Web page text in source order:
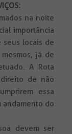
na noite
importância
seus locais de
já de
A Rota
de não
essa
andamento do
devem ser